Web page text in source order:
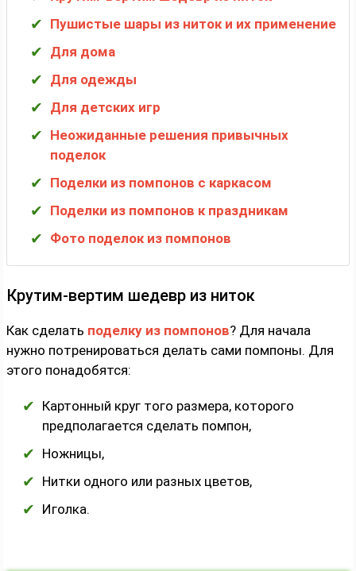
Пушистые шары из ниток и их применение
Для дома
Для одежды
Для детских игр
Неожиданные решения привычных
поделок
Поделки из помпонов с каркасом
Поделки из помпонов к праздникам
Фото поделок из помпонов
Крутим-вертим шедевр из ниток
Как сделать поделку из помпонов? Для начала
нужно потренироваться делать сами помпоны. Для
этого понадобятся:
Картонный круг того размера, которого
предполагается сделать помпон,
Ножницы,
Нитки одного или разных цветов,
Иголка.